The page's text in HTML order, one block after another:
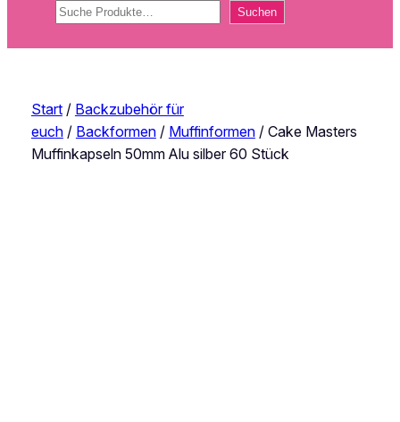
Suchen Suchen
Start/ Backzubehör für
euch/ Backformen/ Muffinformen/ Cake Masters
Muffinkapseln 50mm Alu silber 60 Stück